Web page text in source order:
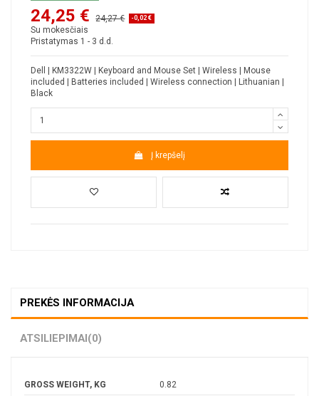
24,25 € 24,27 € -0,02 €
Su mokesčiais
Pristatymas 1 - 3 d.d.
Dell | KM3322W | Keyboard and Mouse Set | Wireless | Mouse
included | Batteries included | Wireless connection | Lithuanian |
Black
Į krepšelį
PREKĖS INFORMACIJA
ATSILIEPIMAI(0)
GROSS WEIGHT, KG 0.82